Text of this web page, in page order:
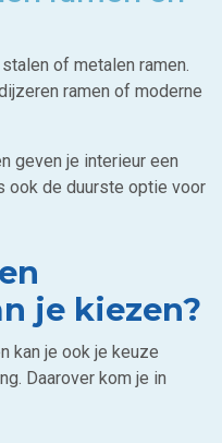
of metalen ramen.
ramen of moderne
geven je interieur een
ook de duurste optie voor
je kiezen?
kan je ook je keuze
Daarover kom je in